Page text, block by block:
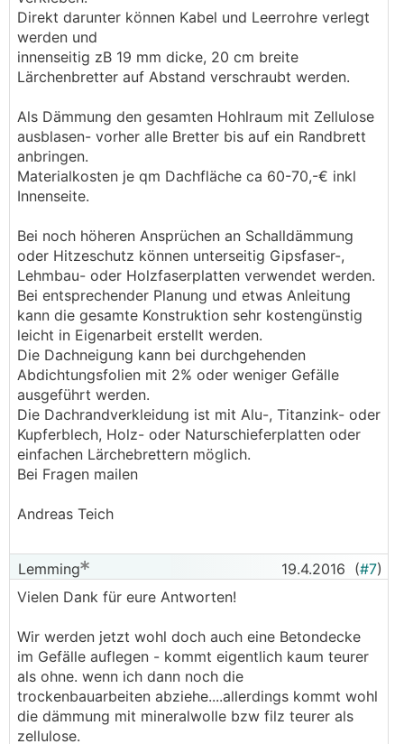
Direkt darunter können Kabel und Leerrohre verlegt
werden und
innenseitig zB 19 mm dicke, 20 cm breite
Lärchenbretter auf Abstand verschraubt werden.
Als Dämmung den gesamten Hohlraum mit Zellulose
ausblasen- vorher alle Bretter bis auf ein Randbrett
anbringen.
Materialkosten je qm Dachfläche ca 60-70,-€ inkl
Innenseite.
Bei noch höheren Ansprüchen an Schalldämmung
oder Hitzeschutz können unterseitig Gipsfaser-,
Lehmbau- oder Holzfaserplatten verwendet werden.
Bei entsprechender Planung und etwas Anleitung
kann die gesamte Konstruktion sehr kostengünstig
leicht in Eigenarbeit erstellt werden.
Die Dachneigung kann bei durchgehenden
Abdichtungsfolien mit 2% oder weniger Gefälle
ausgeführt werden.
Die Dachrandverkleidung ist mit Alu-, Titanzink- oder
Kupferblech, Holz- oder Naturschieferplatten oder
einfachen Lärchebrettern möglich.
Bei Fragen mailen
Andreas Teich
Lemming 19.4.2016 (#7)
Vielen Dank für eure Antworten!
Wir werden jetzt wohl doch auch eine Betondecke
im Gefälle auflegen - kommt eigentlich kaum teurer
als ohne. wenn ich dann noch die
trockenbauarbeiten abziehe....allerdings kommt wohl
die dämmung mit mineralwolle bzw filz teurer als
zellulose.